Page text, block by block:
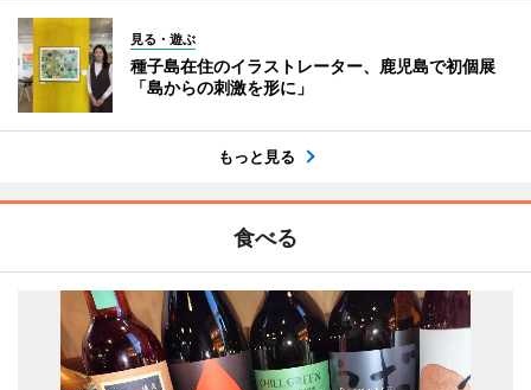
見る・遊ぶ
種子島在住のイラストレーター、鹿児島で初個展
「島からの刺激を形に」
もっと見る
食べる